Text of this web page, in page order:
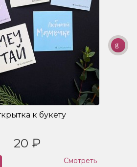
к букету
20 ₽
Смотреть